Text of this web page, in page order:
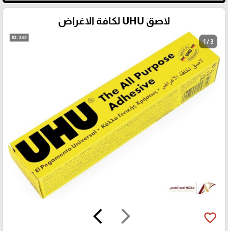
لاصق UHU لكافة الاغراض
1 / 3
arrow_forward_ios
arrow_back_ios favorite_border